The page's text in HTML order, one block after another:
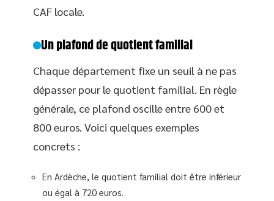
CAF locale.
Un plafond de quotient familial
Chaque département fixe un seuil à ne pas
dépasser pour le quotient familial. En règle
générale, ce plafond oscille entre 600 et
800 euros. Voici quelques exemples
concrets :
En Ardèche, le quotient familial doit être inférieur
ou égal à 720 euros.